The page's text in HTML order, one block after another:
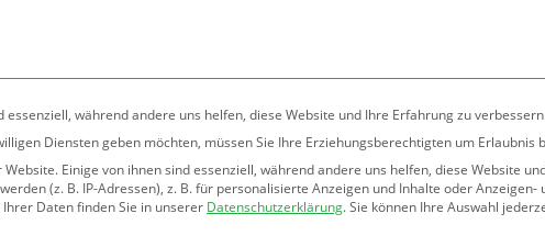
Ausrichtung Informationen Angebote
während andere uns helfen, diese Website und Ihre Erfahrung zu
Diensten geben möchten, müssen Sie Ihre Erziehungsberechtigten um Erlaubnis
Einige von ihnen sind essenziell, während andere uns helfen, diese Website
(z. B. IP-Adressen), z. B. für personalisierte Anzeigen und Inhalte oder Anzeigen-
Daten finden Sie in unserer Datenschutzerklärung.Sie können Ihre Auswahl